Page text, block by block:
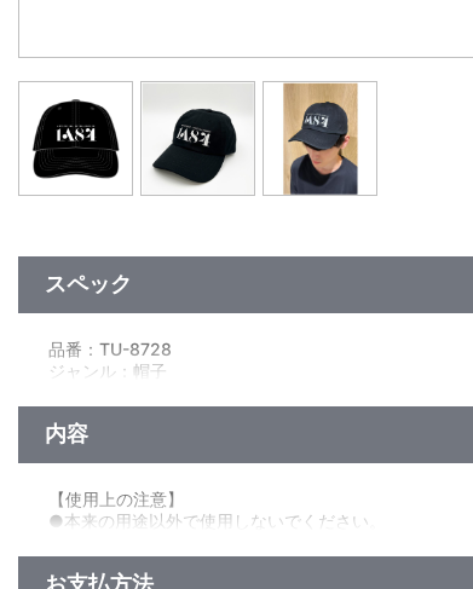
スペック
品番：TU-8728
ジャンル：帽子
生産国：中国
内容
【使用上の注意】
●本来の用途以外で使用しないでください。
お支払方法